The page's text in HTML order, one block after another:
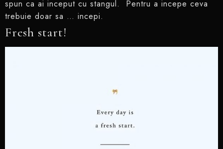
spun ca ai inceput cu stangul. Pentru a incepe ceva
trebuie doar sa … incepi.
Fresh start!